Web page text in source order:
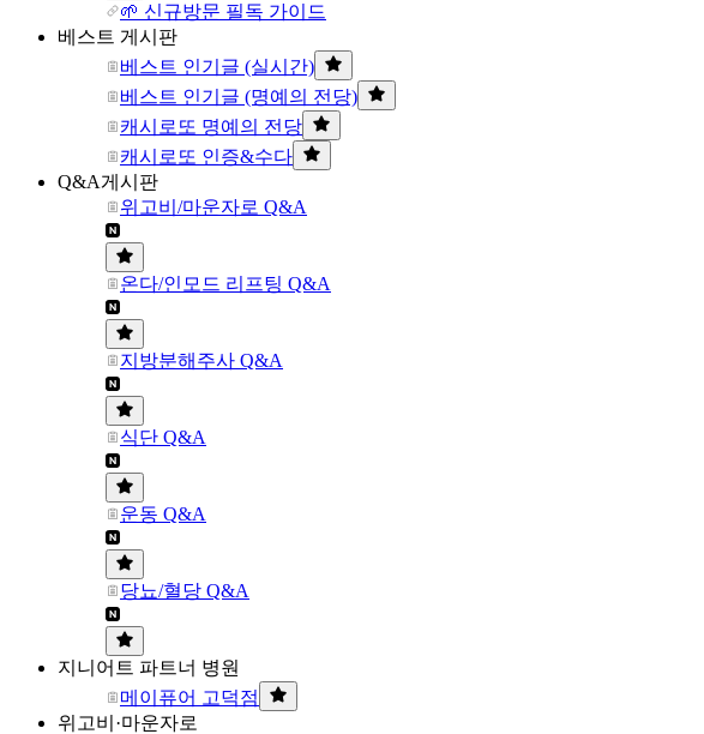
🌱 신규방문 필독 가이드
베스트 게시판
베스트 인기글 (실시간)
베스트 인기글 (명예의 전당)
캐시로또 명예의 전당
캐시로또 인증&수다
Q&A게시판
위고비/마운자로 Q&A
온다/인모드 리프팅 Q&A
지방분해주사 Q&A
식단 Q&A
운동 Q&A
당뇨/혈당 Q&A
지니어트 파트너 병원
메이퓨어 고덕점
위고비·마운자로